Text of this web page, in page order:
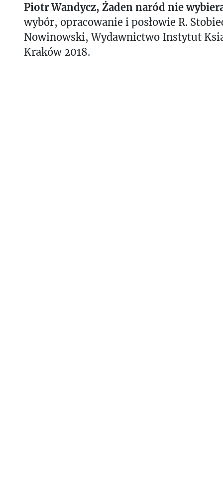
Piotr Wandycz, Żaden naród nie
wybór, opracowanie i posłowie R.
Nowinowski, Wydawnictwo Instytut
Kraków 2018.